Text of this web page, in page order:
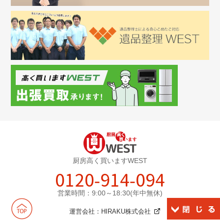
厨房高く買いますWEST
0120-914-094
営業時間：9:00～18:30(年中無休)
運営会社： HIRAKU株式会社